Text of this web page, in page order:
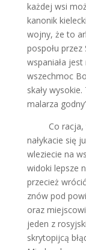
każdej wsi
kanonik
wojny, że to
pospołu przez
wspaniała
wszechmoc
skały
malarza
Co
nałykacie się
wleziecie na
widoki lepsze
przecież
znów pod
oraz
jeden z
skrytopijcą